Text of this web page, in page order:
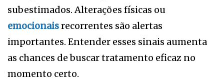
subestimados. Alterações físicas ou
emocionaisrecorrentes são alertas
importantes. Entender esses sinais aumenta
as chances de buscar tratamento eficaz no
momento certo.